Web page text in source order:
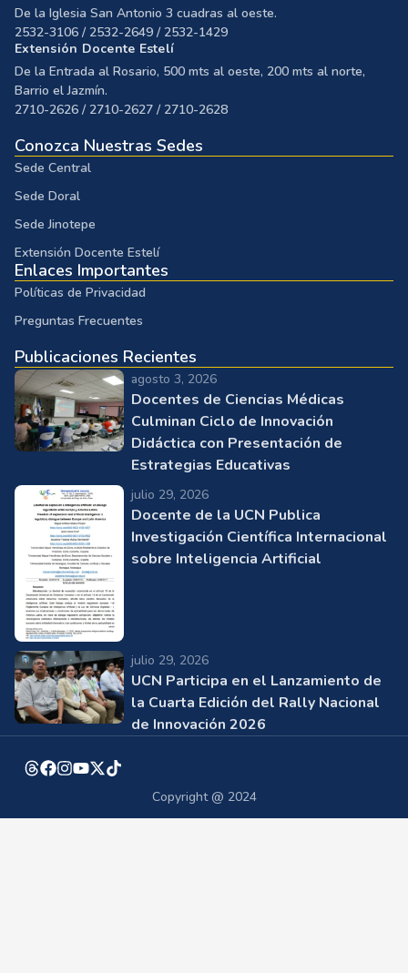
De la Iglesia San Antonio 3 cuadras al oeste.
2532-3106 / 2532-2649 / 2532-1429
Extensión Docente Estelí
De la Entrada al Rosario, 500 mts al oeste, 200 mts al norte,
Barrio el Jazmín.
2710-2626 / 2710-2627 / 2710-2628
Conozca Nuestras Sedes
Sede Central
Sede Doral
Sede Jinotepe
Extensión Docente Estelí
Enlaces Importantes
Políticas de Privacidad
Preguntas Frecuentes
Publicaciones Recientes
agosto 3, 2026
Docentes de Ciencias Médicas
Culminan Ciclo de Innovación
Didáctica con Presentación de
Estrategias Educativas
julio 29, 2026
Docente de la UCN Publica
Investigación Científica Internacional
sobre Inteligencia Artificial
julio 29, 2026
UCN Participa en el Lanzamiento de
la Cuarta Edición del Rally Nacional
de Innovación 2026
Copyright @ 2024